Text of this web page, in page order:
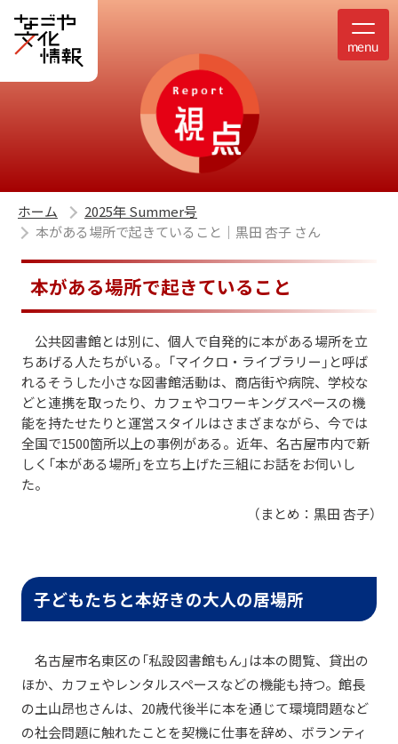
ホーム
2025年 Summer号
本がある場所で起きていること│黒田 杏子 さん
本がある場所で起きていること
公共図書館とは別に、個人で自発的に本がある場所を立
ちあげる人たちがいる。「マイクロ・ライブラリー」と呼ば
れるそうした小さな図書館活動は、商店街や病院、学校な
どと連携を取ったり、カフェやコワーキングスペースの機
能を持たせたりと運営スタイルはさまざまながら、今では
全国で1500箇所以上の事例がある。近年、名古屋市内で新
しく「本がある場所」を立ち上げた三組にお話をお伺いし
た。
（まとめ：黒田 杏子）
子どもたちと本好きの大人の居場所
名古屋市名東区の「私設図書館もん」は本の閲覧、貸出の
ほか、カフェやレンタルスペースなどの機能も持つ。館長
の土山昂也さんは、20歳代後半に本を通じて環境問題など
の社会問題に触れたことを契機に仕事を辞め、ボランティ